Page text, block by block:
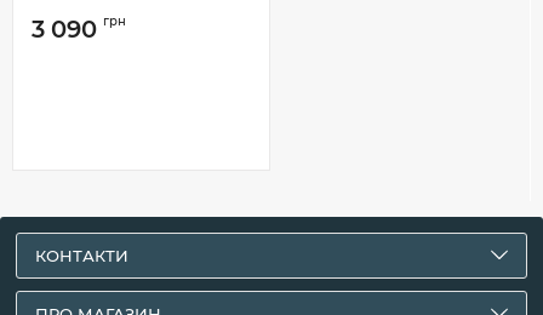
3 090 грн
КОНТАКТИ